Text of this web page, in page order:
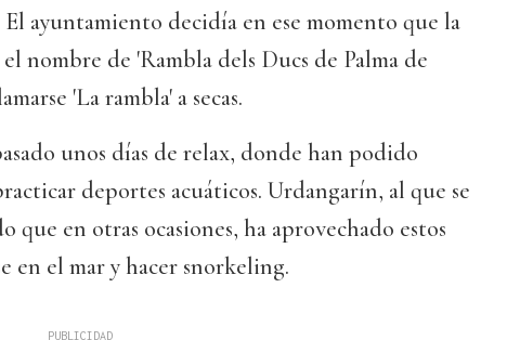
ayuntamiento decidía en ese momento que la
nombre de 'Rambla dels Ducs de Palma de
'La rambla' a secas.
unos días de relax, donde han podido
deportes acuáticos. Urdangarín, al que se
que en otras ocasiones, ha aprovechado estos
en el mar y hacer snorkeling.